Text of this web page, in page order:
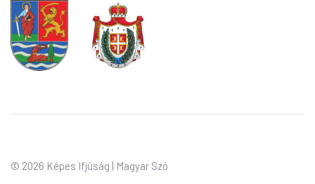
© 2026 Képes Ifjúság | Magyar Szó